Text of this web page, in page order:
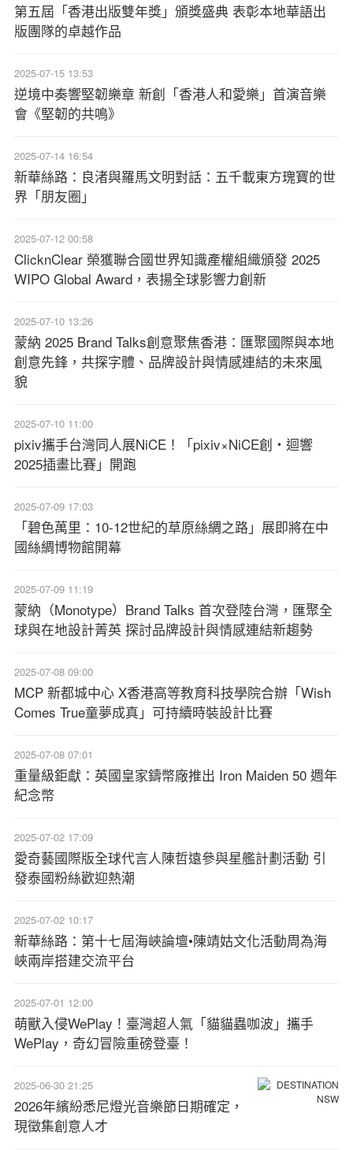
第五屆「香港出版雙年獎」頒獎盛典 表彰本地華語出
版團隊的卓越作品
2025-07-15 13:53
逆境中奏響堅韌樂章 新創「香港人和愛樂」首演音樂
會《堅韌的共鳴》
2025-07-14 16:54
新華絲路：良渚與羅馬文明對話：五千載東方瑰寶的世
界「朋友圈」
2025-07-12 00:58
ClicknClear 榮獲聯合國世界知識產權組織頒發 2025
WIPO Global Award，表揚全球影響力創新
2025-07-10 13:26
蒙納 2025 Brand Talks創意聚焦香港：匯聚國際與本地
創意先鋒，共探字體、品牌設計與情感連結的未來風
貌
2025-07-10 11:00
pixiv攜手台灣同人展NiCE！「pixiv×NiCE創・迴響
2025插畫比賽」開跑
2025-07-09 17:03
「碧色萬里：10-12世紀的草原絲綢之路」展即將在中
國絲綢博物館開幕
2025-07-09 11:19
蒙納（Monotype）Brand Talks 首次登陸台灣，匯聚全
球與在地設計菁英 探討品牌設計與情感連結新趨勢
2025-07-08 09:00
MCP 新都城中心 X香港高等教育科技學院合辦「Wish
Comes True童夢成真」可持續時裝設計比賽
2025-07-08 07:01
重量級鉅獻：英國皇家鑄幣廠推出 Iron Maiden 50 週年
紀念幣
2025-07-02 17:09
愛奇藝國際版全球代言人陳哲遠參與星艦計劃活動 引
發泰國粉絲歡迎熱潮
2025-07-02 10:17
新華絲路：第十七屆海峽論壇•陳靖姑文化活動周為海
峽兩岸搭建交流平台
2025-07-01 12:00
萌獸入侵WePlay！臺灣超人氣「貓貓蟲咖波」攜手
WePlay，奇幻冒險重磅登臺！
2025-06-30 21:25
2026年繽紛悉尼燈光音樂節日期確定，
現徵集創意人才